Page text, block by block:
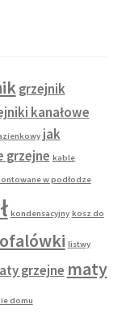
grzejnik
kanałowe
jak
grzejne kable
w podłodze
kondensacyjny kosz do
listwy
grzejne maty
domu